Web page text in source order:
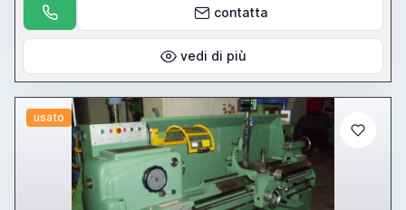
contatta
vedi di più
usato